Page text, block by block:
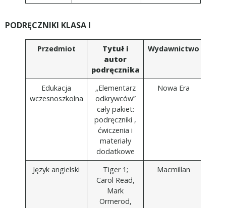
PODRĘCZNIKI KLASA I
Przedmiot
Tytuł i
autor
podręcznika
Wydawnictwo
Edukacja
wczesnoszkolna
„Elementarz
odkrywców”
cały pakiet:
podręczniki ,
ćwiczenia i
materiały
dodatkowe
Nowa Era
Język angielski
Tiger 1;
Carol Read,
Mark
Ormerod,
Macmillan